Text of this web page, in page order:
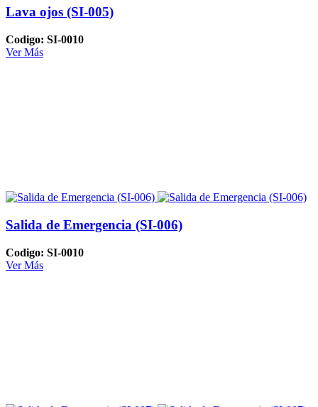
Lava ojos (SI-005)
Codigo: SI-0010
Ver Más
Salida de Emergencia (SI-006)
Codigo: SI-0010
Ver Más